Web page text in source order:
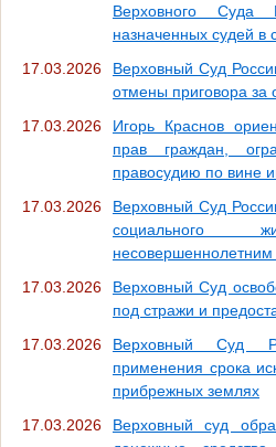
Верховного Суда
назначенных судей в
17.03.2026
Верховный Суд
отмены приговора за
17.03.2026
Игорь Краснов
прав граждан,
правосудию по вине
17.03.2026
Верховный Суд
17.03.2026
Верховный Суд
под стражи и
17.03.2026
Верховный Суд
применения срока
прибрежных землях
17.03.2026
Верховный суд